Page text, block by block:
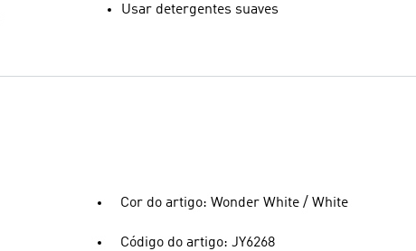
Usar detergentes suaves
Cor do artigo: Wonder White / White
Código do artigo: JY6268